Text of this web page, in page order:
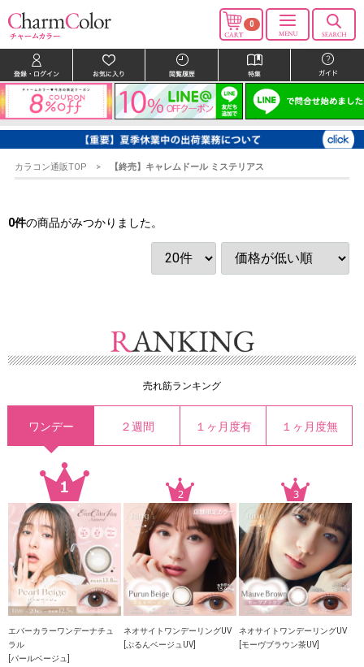
0
カラコン通販TOP 【終売】キャレムドール ミステリアス
0件の商品がみつかりました。
売れ筋ランキング
ワンデー ２週間 １ヶ月度有 １ヶ月度無
エバーカラーワンデーナチュ
ラル
[パールベージュ]
ネオサイトワンデーリングUV
[ぷるんベージュUV]
ネオサイトワンデーリングUV
[モーヴブラウン茶UV]